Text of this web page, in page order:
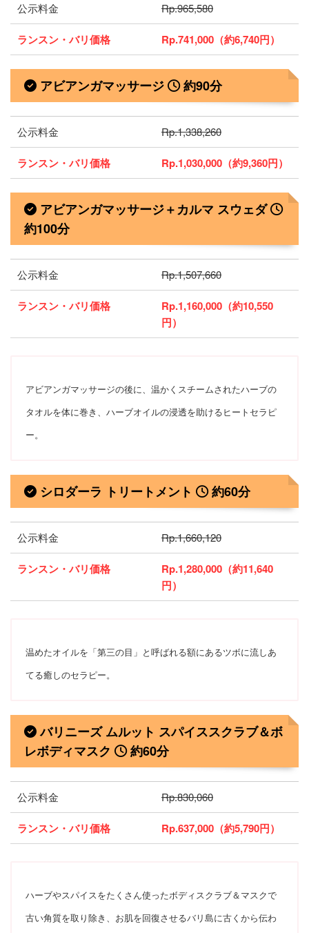
公示料金 Rp.965,580
ランスン・バリ価格 Rp.741,000（約6,740円）
アビアンガマッサージ 約90分
公示料金 Rp.1,338,260
ランスン・バリ価格 Rp.1,030,000（約9,360円）
アビアンガマッサージ＋カルマ スウェダ
約100分
公示料金 Rp.1,507,660
ランスン・バリ価格
Rp.1,160,000（約10,550
円）
アビアンガマッサージの後に、温かくスチームされたハーブの
タオルを体に巻き、ハーブオイルの浸透を助けるヒートセラピ
ー。
シロダーラ トリートメント 約60分
公示料金 Rp.1,660,120
ランスン・バリ価格
Rp.1,280,000（約11,640
円）
温めたオイルを「第三の目」と呼ばれる額にあるツボに流しあ
てる癒しのセラピー。
バリニーズ ムルット スパイススクラブ＆ボ
レボディマスク
約60分
公示料金 Rp.830,060
ランスン・バリ価格 Rp.637,000（約5,790円）
ハーブやスパイスをたくさん使ったボディスクラブ＆マスクで
古い角質を取り除き、お肌を回復させるバリ島に古くから伝わ